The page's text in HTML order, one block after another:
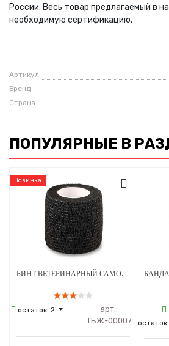
России. Весь товар предлагаемый в
необходимую сертификацию.
Артикул
Бренд
Страна
ПОПУЛЯРНЫЕ В
Новинка
БИНТ ВЕТЕРИНАРНЫЙ САМОФИКСИРУЮЩИЙСЯ ДЛЯ ЖИВОТНЫХ 50 ММ Х 4.5 М ЧЕРНЫЙ
остаток:2
арт.:
ТБЖ-00007
остаток: